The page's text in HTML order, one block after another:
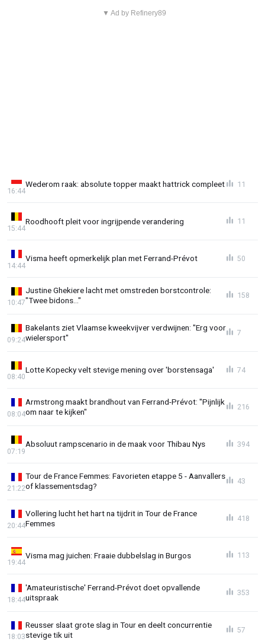
▼ Ad by Refinery89
Wederom raak: absolute topper maakt hattrick compleet
16:44
11
Roodhooft pleit voor ingrijpende verandering
15:44
11
Visma heeft opmerkelijk plan met Ferrand-Prévot
14:44
50
Justine Ghekiere lacht met omstreden borstcontrole:
"Twee bidons..."
10:47
158
Bakelants ziet Vlaamse kweekvijver verdwijnen: "Erg voor
wielersport"
09:24
7
Lotte Kopecky velt stevige mening over 'borstensaga'
08:40
74
Armstrong maakt brandhout van Ferrand-Prévot: "Pijnlijk
om naar te kijken"
08:04
216
Absoluut rampscenario in de maak voor Thibau Nys
07:19
394
Tour de France Femmes: Favorieten etappe 5 - Aanvallers
of klassementsdag?
21:22
43
Vollering lucht het hart na tijdrit in Tour de France
Femmes
20:44
418
Visma mag juichen: Fraaie dubbelslag in Burgos
19:44
113
'Amateuristische' Ferrand-Prévot doet opvallende
uitspraak
18:44
353
Reusser slaat grote slag in Tour en deelt concurrentie
stevige tik uit
18:03
57